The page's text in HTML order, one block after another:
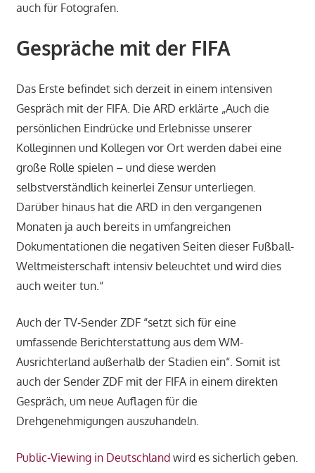
auch für Fotografen.
Gespräche mit der FIFA
Das Erste befindet sich derzeit in einem intensiven
Gespräch mit der FIFA. Die ARD erklärte „Auch die
persönlichen Eindrücke und Erlebnisse unserer
Kolleginnen und Kollegen vor Ort werden dabei eine
große Rolle spielen – und diese werden
selbstverständlich keinerlei Zensur unterliegen.
Darüber hinaus hat die ARD in den vergangenen
Monaten ja auch bereits in umfangreichen
Dokumentationen die negativen Seiten dieser Fußball-
Weltmeisterschaft intensiv beleuchtet und wird dies
auch weiter tun.“
Auch der TV-Sender ZDF “setzt sich für eine
umfassende Berichterstattung aus dem WM-
Ausrichterland außerhalb der Stadien ein“. Somit ist
auch der Sender ZDF mit der FIFA in einem direkten
Gespräch, um neue Auflagen für die
Drehgenehmigungen auszuhandeln.
Public-Viewing in Deutschlandwird es sicherlich geben.